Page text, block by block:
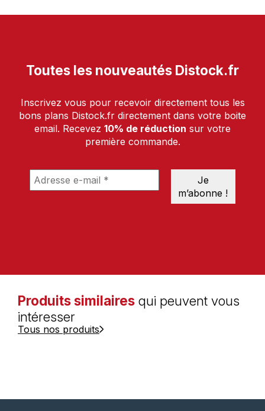
Toutes les nouveautés Distock.fr
Inscrivez vous pour recevoir directement tous les
bons plans Distock.fr directement dans votre boite
email. Recevez 10% de réduction sur votre
première commande.
Produits similaires qui peuvent vous
intéresser
Tous nos produits